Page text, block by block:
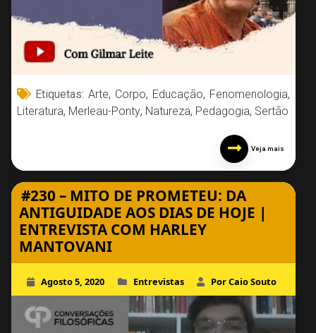
Etiquetas:Arte, Corpo, Educação, Fenomenologia,
Literatura, Merleau-Ponty, Natureza, Pedagogia, Sertão
Veja mais
#230 – MITO DE PROMETEU: DA
ANTIGUIDADE AOS DIAS DE HOJE |
ENTREVISTA COM HARLEY
MANTOVANI
Agosto 5, 2020 Entrevistas Por Caio Souto